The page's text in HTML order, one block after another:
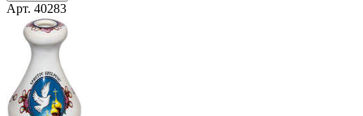
Арт. 40283